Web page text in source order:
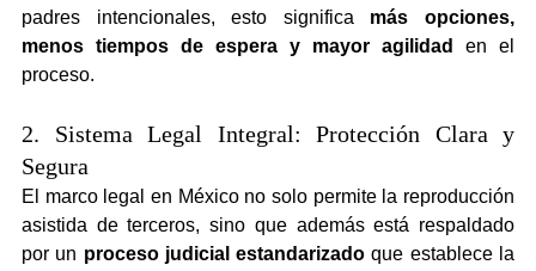
padres intencionales, esto significa más opciones,
menos tiempos de espera y mayor agilidad
en el
proceso.
2. Sistema Legal Integral: Protección Clara y
Segura
El marco legal en México no solo permite la reproducción
asistida de terceros, sino que además está respaldado
por un proceso judicial estandarizado que establece la